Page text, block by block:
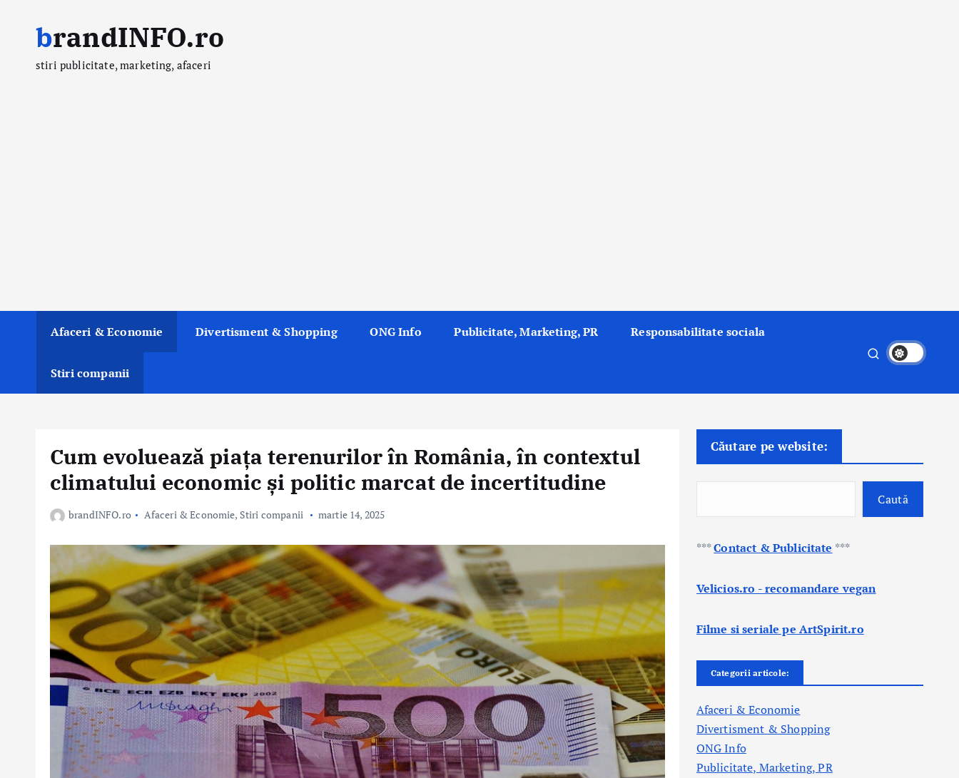
brandINFO.ro
stiri publicitate, marketing, afaceri
Afaceri & Economie Divertisment & Shopping ONG Info Publicitate, Marketing, PR Responsabilitate sociala
Stiri companii
Cum evoluează piața terenurilor în România, în contextul
climatului economic și politic marcat de incertitudine
brandINFO.ro Afaceri & Economie, Stiri companii martie 14, 2025
Căutare pe website:
Caută
***Contact & Publicitate ***
Velicios.ro - recomandare vegan
Filme si seriale pe ArtSpirit.ro
Categorii articole:
Afaceri & Economie
Divertisment & Shopping
ONG Info
Publicitate, Marketing, PR